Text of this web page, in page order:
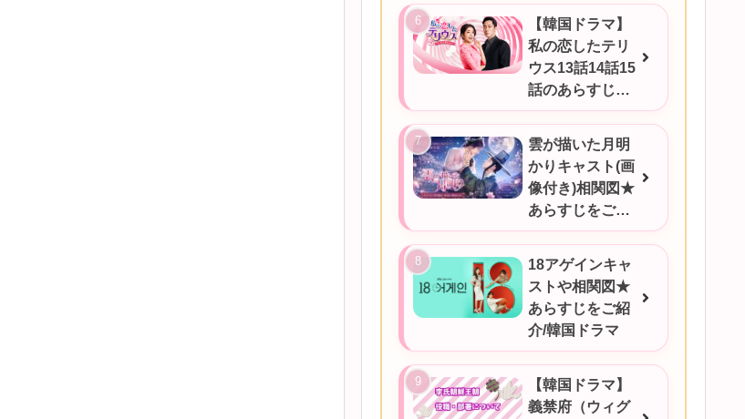
17日更新
【韓国ドラマ】
私の恋したテリ
ウス13話14話15
話のあらすじを
ご紹介！
雲が描いた月明
かりキャスト(画
像付き)相関図★
あらすじをご紹
介/韓国ドラマ
18アゲインキャ
ストや相関図★
あらすじをご紹
介/韓国ドラマ
【韓国ドラマ】
義禁府（ウィグ